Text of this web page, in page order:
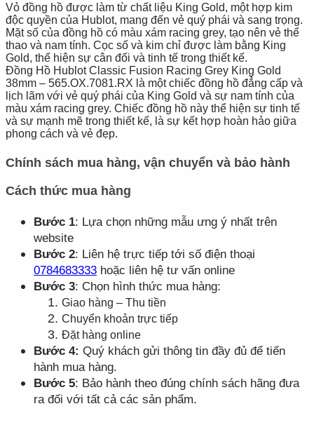
Vỏ đồng hồ được làm từ chất liệu King Gold, một hợp kim
độc quyền của Hublot, mang đến vẻ quý phái và sang trọng.
Mặt số của đồng hồ có màu xám racing grey, tạo nên vẻ thể
thao và nam tính. Cọc số và kim chỉ được làm bằng King
Gold, thể hiện sự cân đối và tinh tế trong thiết kế.
Đồng Hồ Hublot Classic Fusion Racing Grey King Gold
38mm – 565.OX.7081.RX là một chiếc đồng hồ đẳng cấp và
lịch lãm với vẻ quý phái của King Gold và sự nam tính của
màu xám racing grey. Chiếc đồng hồ này thể hiện sự tinh tế
và sự mạnh mẽ trong thiết kế, là sự kết hợp hoàn hảo giữa
phong cách và vẻ đẹp.
Chính sách mua hàng, vận chuyển và bảo hành
Cách thức mua hàng
Bước 1: Lựa chọn những mẫu ưng ý nhất trên
website
Bước 2: Liên hệ trực tiếp tới số điện thoại
0784683333 hoặc liên hệ tư vấn online
Bước 3: Chọn hình thức mua hàng:
Giao hàng – Thu tiền
Chuyển khoản trực tiếp
Đặt hàng online
Bước 4: Quý khách gửi thông tin đầy đủ để tiến
hành mua hàng.
Bước 5: Bảo hành theo đúng chính sách hãng đưa
ra đối với tất cả các sản phẩm.